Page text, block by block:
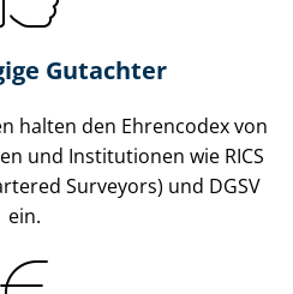
Gutachter
halten den Ehrencodex von
und Institutionen wie RICS
Surveyors) und DGSV
ein.